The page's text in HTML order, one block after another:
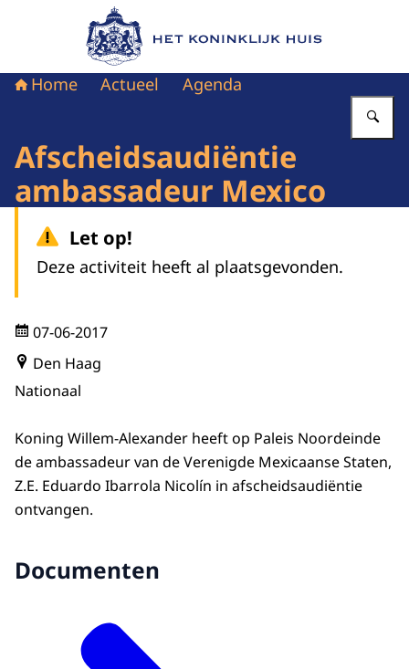
Naar de homepage van Het Koninklijk Huis
Home Actueel Agenda
Afscheidsaudiëntie
ambassadeur Mexico
Let op!
Deze activiteit heeft al plaatsgevonden.
07-06-2017
Den Haag
Nationaal
Koning Willem-Alexander heeft op Paleis Noordeinde
de ambassadeur van de Verenigde Mexicaanse Staten,
Z.E. Eduardo Ibarrola Nicolín in afscheidsaudiëntie
ontvangen.
Documenten